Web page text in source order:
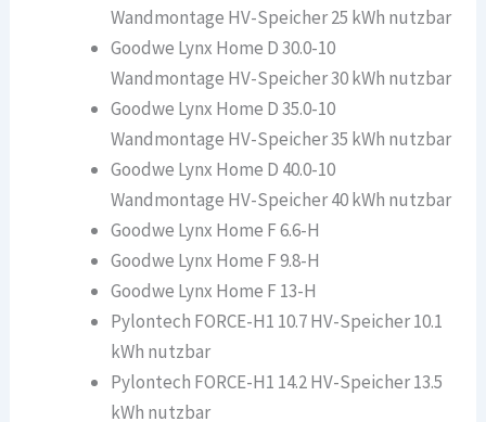
Wandmontage HV-Speicher 25 kWh nutzbar
Goodwe Lynx Home D 30.0-10
Wandmontage HV-Speicher 30 kWh nutzbar
Goodwe Lynx Home D 35.0-10
Wandmontage HV-Speicher 35 kWh nutzbar
Goodwe Lynx Home D 40.0-10
Wandmontage HV-Speicher 40 kWh nutzbar
Goodwe Lynx Home F 6.6-H
Goodwe Lynx Home F 9.8-H
Goodwe Lynx Home F 13-H
Pylontech FORCE-H1 10.7 HV-Speicher 10.1
kWh nutzbar
Pylontech FORCE-H1 14.2 HV-Speicher 13.5
kWh nutzbar